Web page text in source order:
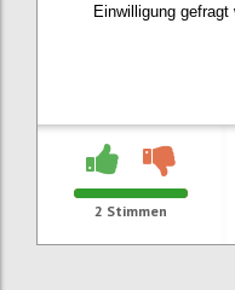
Einwilligung gefragt
2 Stimmen